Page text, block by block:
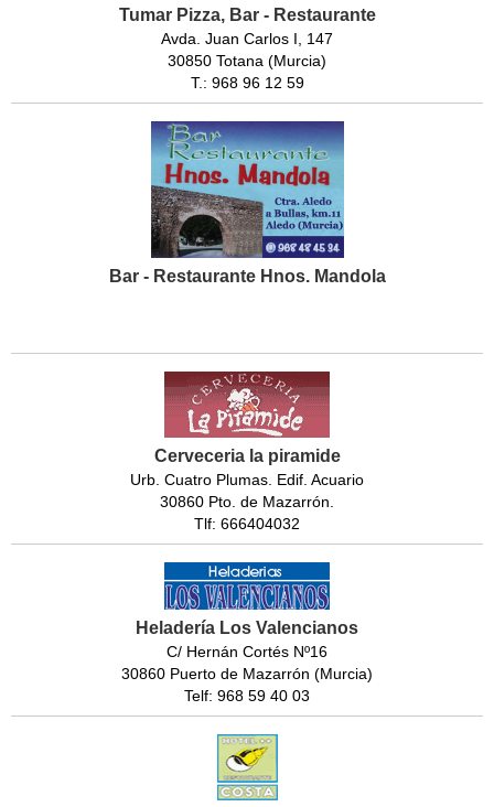
Tumar Pizza, Bar - Restaurante
Avda. Juan Carlos I, 147
30850 Totana (Murcia)
T.: 968 96 12 59
Bar - Restaurante Hnos. Mandola
Cerveceria la piramide
Urb. Cuatro Plumas. Edif. Acuario
30860 Pto. de Mazarrón.
Tlf: 666404032
Heladería Los Valencianos
C/ Hernán Cortés Nº16
30860 Puerto de Mazarrón (Murcia)
Telf: 968 59 40 03